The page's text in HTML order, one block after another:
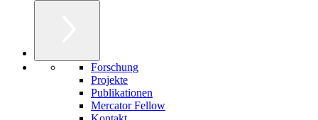
Forschung
Projekte
Publikationen
Mercator Fellow